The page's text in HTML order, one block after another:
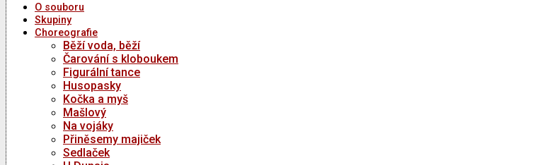
O souboru
Skupiny
Choreografie
Běží voda, běží
Čarování s kloboukem
Figurální tance
Husopasky
Kočka a myš
Mašlový
Na vojáky
Přiněsemy majiček
Sedlaček